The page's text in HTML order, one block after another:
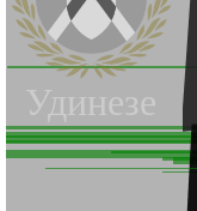
Удинезе